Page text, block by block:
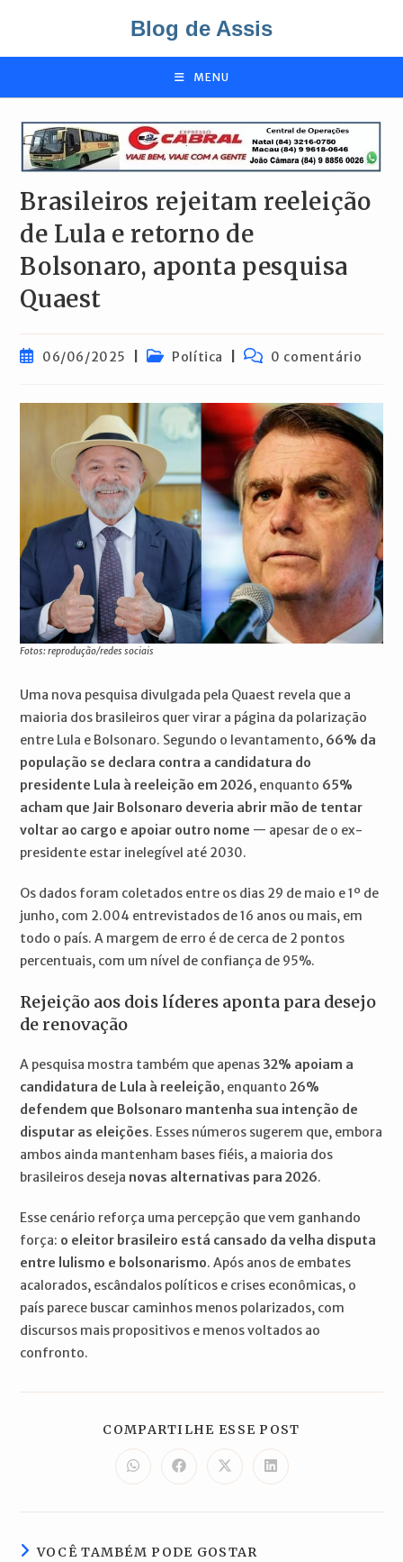
o
Blog de Assis
MENU
Brasileiros rejeitam reeleição
de Lula e retorno de
Bolsonaro, aponta pesquisa
Quaest
Post06/06/2025
Categoria
Política
Comentários
0 comentário
Fotos: reprodução/redes sociais
Uma nova pesquisa divulgada pela Quaest revela que a
maioria dos brasileiros quer virar a página da polarização
entre Lula e Bolsonaro. Segundo o levantamento, 66% da
população se declara contra a candidatura do
presidente Lula à reeleição em 2026, enquanto 65%
acham que Jair Bolsonaro deveria abrir mão de tentar
voltar ao cargo e apoiar outro nome — apesar de o ex-
presidente estar inelegível até 2030.
Os dados foram coletados entre os dias 29 de maio e 1º de
junho, com 2.004 entrevistados de 16 anos ou mais, em
todo o país. A margem de erro é de cerca de 2 pontos
percentuais, com um nível de confiança de 95%.
Rejeição aos dois líderes aponta para desejo
de renovação
A pesquisa mostra também que apenas 32% apoiam a
candidatura de Lula à reeleição, enquanto26%
defendem que Bolsonaro mantenha sua intenção de
disputar as eleições. Esses números sugerem que, embora
ambos ainda mantenham bases fiéis, a maioria dos
brasileiros deseja novas alternativas para 2026.
Esse cenário reforça uma percepção que vem ganhando
força: o eleitor brasileiro está cansado da velha disputa
entre lulismo e bolsonarismo. Após anos de embates
acalorados, escândalos políticos e crises econômicas, o
país parece buscar caminhos menos polarizados, com
discursos mais propositivos e menos voltados ao
confronto.
COMPARTILHE ESSE POST
Abre
em
nova
Abre
em
nova
Abre
em
nova
Abre
em
nova
VOCÊ TAMBÉM PODE GOSTAR